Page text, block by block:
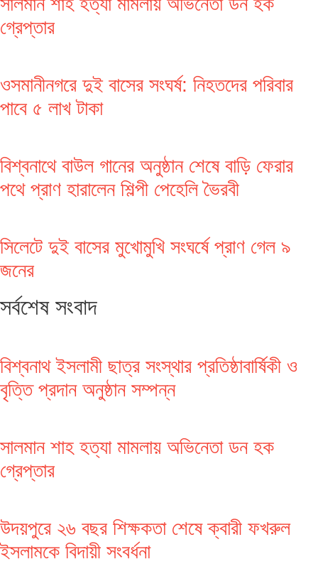
গ্রেপ্তার
ওসমানীনগরে দুই বাসের সংঘর্ষ: নিহতদের পরিবার
পাবে ৫ লাখ টাকা
বিশ্বনাথে বাউল গানের অনুষ্ঠান শেষে বাড়ি ফেরার
পথে প্রাণ হারালেন শিল্পী পেহেলি ভৈরবী
সিলেটে দুই বাসের মুখোমুখি সংঘর্ষে প্রাণ গেল ৯
জনের
সর্বশেষ সংবাদ
বিশ্বনাথ ইসলামী ছাত্র সংস্থার প্রতিষ্ঠাবার্ষিকী ও
বৃত্তি প্রদান অনুষ্ঠান সম্পন্ন
সালমান শাহ হত্যা মামলায় অভিনেতা ডন হক
গ্রেপ্তার
উদয়পুরে ২৬ বছর শিক্ষকতা শেষে ক্বারী ফখরুল
ইসলামকে বিদায়ী সংবর্ধনা